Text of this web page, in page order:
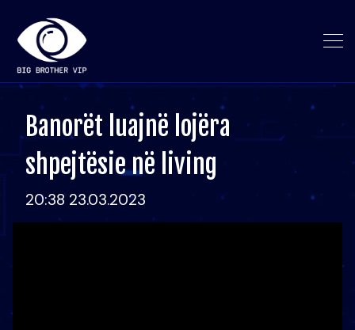
Banorët luajnë lojëra
shpejtësie në living
20:38 23.03.2023